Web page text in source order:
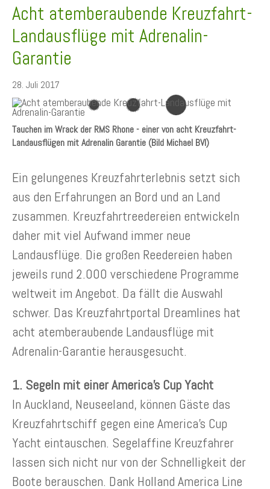
Acht atemberaubende Kreuzfahrt-
Landausflüge mit Adrenalin-
Garantie
28. Juli 2017
Tauchen im Wrack der RMS Rhone - einer von acht Kreuzfahrt-
Landausflügen mit Adrenalin Garantie (Bild Michael BVI)
Ein gelungenes Kreuzfahrterlebnis setzt sich
aus den Erfahrungen an Bord und an Land
zusammen. Kreuzfahrtreedereien entwickeln
daher mit viel Aufwand immer neue
Landausflüge. Die großen Reedereien haben
jeweils rund 2.000 verschiedene Programme
weltweit im Angebot. Da fällt die Auswahl
schwer. Das Kreuzfahrtportal Dreamlines hat
acht atemberaubende Landausflüge mit
Adrenalin-Garantie herausgesucht.
1. Segeln mit einer America’s Cup Yacht
In Auckland, Neuseeland, können Gäste das
Kreuzfahrtschiff gegen eine America’s Cup
Yacht eintauschen. Segelaffine Kreuzfahrer
lassen sich nicht nur von der Schnelligkeit der
Boote berauschen. Dank Holland America Line